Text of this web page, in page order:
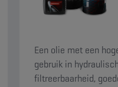
Een olie met een
gebruik in
filtreerbaarheid,